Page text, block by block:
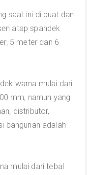
saat ini di buat dan
atap spandek
5 meter dan 6
warna mulai dari
mm, namun yang
distributor,
bangunan adalah
mulai dari tebal